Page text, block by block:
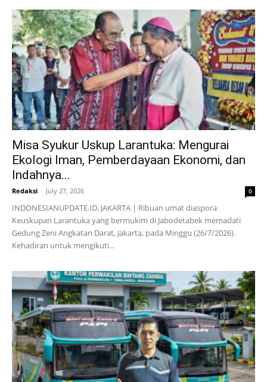
Misa Syukur Uskup Larantuka: Mengurai
Ekologi Iman, Pemberdayaan Ekonomi, dan
Indahnya...
Redaksi - July 27, 2026 0
INDONESIANUPDATE.ID, JAKARTA | Ribuan umat diaspora
Keuskupan Larantuka yang bermukim di Jabodetabek memadati
Gedung Zeni Angkatan Darat, Jakarta, pada Minggu (26/7/2026).
Kehadiran untuk mengikuti...